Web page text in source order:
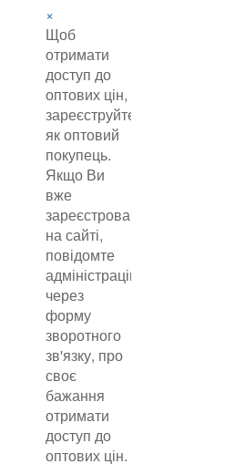
×
Щоб
отримати
доступ до
оптових цін,
зареєструйтеся
як оптовий
покупець.
Якщо Ви
вже
зареєстровані
на сайті,
повідомте
адміністрацію
через
форму
зворотного
зв'язку, про
своє
бажання
отримати
доступ до
оптових цін.